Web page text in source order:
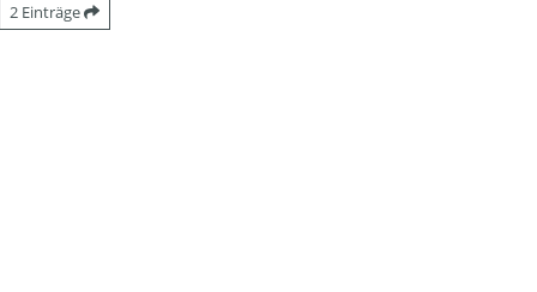
2 Einträge